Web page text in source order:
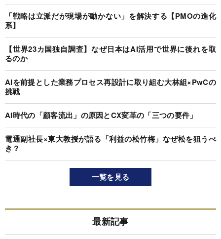
「戦略は立派だが現場が動かない」を解決する【PMOの進化
系】
【世界23カ国独自調査】なぜ日本はAI活用で世界に後れを取
るのか
AIを前提とした業務プロセス再設計に取り組む大林組×PwCの
挑戦
AI時代の「顧客流出」の原因とCX変革の「三つの要件」
電通副社長×東大教授が語る「利益の松竹梅」なぜ松を狙うべ
き？
一覧を見る
最新記事